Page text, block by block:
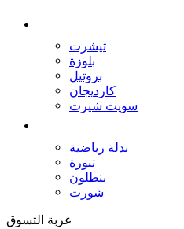
تيشرت
بلوزة
بروتيل
كارديجان
سويت شيرت
بدلة رياضية
تنورة
بنطلون
شورت
عربة التسوق